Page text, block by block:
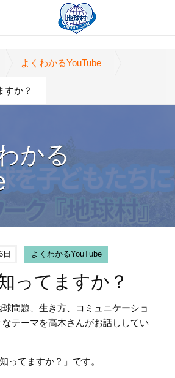
よくわかるYouTube
すか？
かる
日 よくわかるYouTube
ってますか？
問題、生き方、コミュニケーショ
テーマを高木さんがお話ししてい
ってますか？」です。